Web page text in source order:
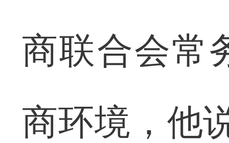
商联合会常
商环境，他